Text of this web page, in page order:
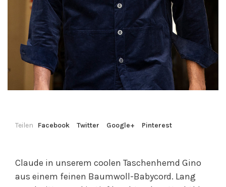
Teilen Facebook Twitter Google+ Pinterest
Claude in unserem coolen Taschenhemd Gino
aus einem feinen Baumwoll-Babycord. Lang